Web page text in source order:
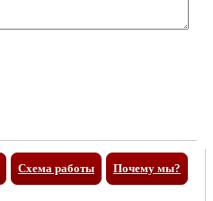
Почему мы?
Схема работы